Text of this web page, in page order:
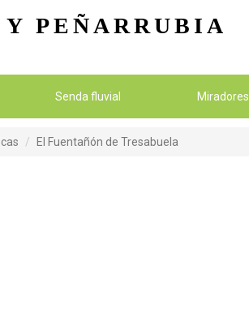
Y PEÑARRUBIA
Senda fluvial Miradores
El Fuentañón de Tresabuela